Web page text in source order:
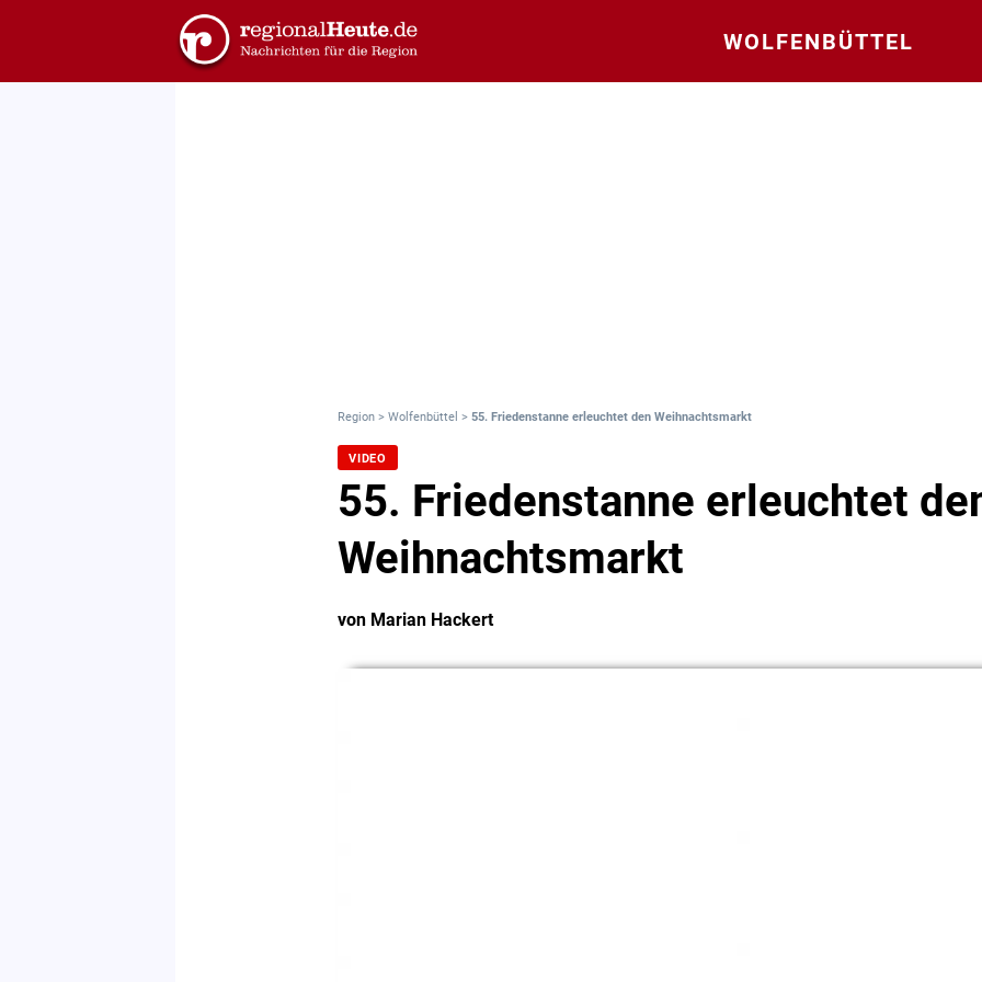
WOLFENBÜTTEL
Region > Wolfenbüttel > 55. Friedenstanne erleuchtet den Weihnachtsmarkt
VIDEO
55. Friedenstanne erleuchtet
Weihnachtsmarkt
von Marian Hackert